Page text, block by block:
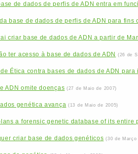
de dados de perfis de ADN entra em
base de dados de perfis de ADN para
criar base de dados de ADN a partir de
ter acesso à base de dados de ADN (26 de
Ética contra bases de dados de ADN
ADN omite doenças (27 de Maio de 2007)
genética avança (13 de Maio de 2005)
a forensic genetic database of its entire
criar base de dados genéticos (30 de Março